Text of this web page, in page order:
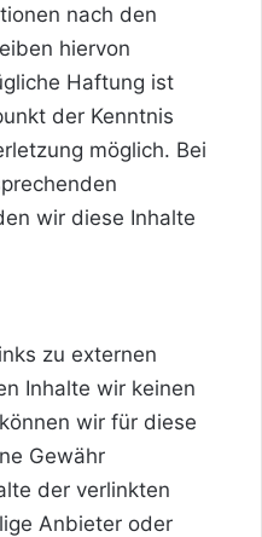
nach den
hiervon
Haftung ist
der Kenntnis
möglich. Bei
wir diese Inhalte
zu externen
Inhalte wir keinen
wir für diese
Gewähr
der verlinkten
Anbieter oder